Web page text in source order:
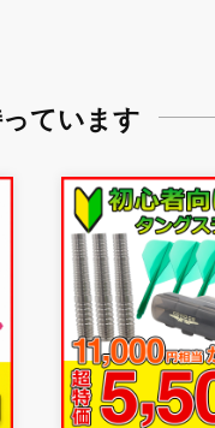
ています